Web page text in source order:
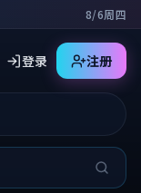
8/6周四
登录 注册